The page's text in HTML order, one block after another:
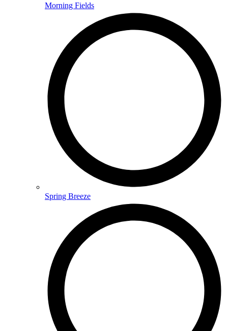
Morning Fields
Spring Breeze